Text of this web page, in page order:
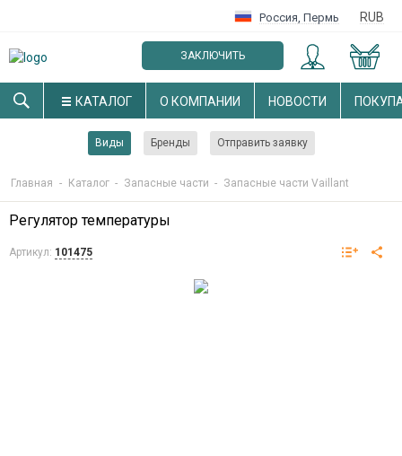
Россия, Пермь RUB
ЗАКЛЮЧИТЬ
ОПТОВЫЙ ДОГОВОР
КАТАЛОГ О КОМПАНИИ НОВОСТИ
Виды Бренды Отправить заявку
Главная - Каталог - Запасные части - Запасные части Vaillant
Регулятор температуры
Артикул: 101475